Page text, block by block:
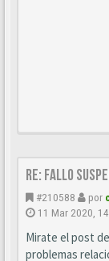
Re: Fallo
#210588 por
11 Mar 2020,
Mirate el post
problemas